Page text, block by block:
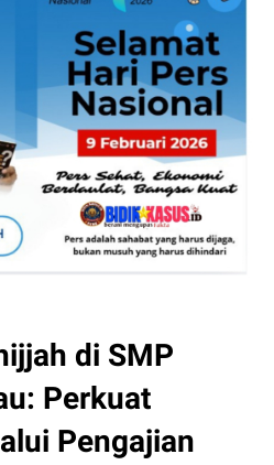
di SMP
Perkuat
Pengajian